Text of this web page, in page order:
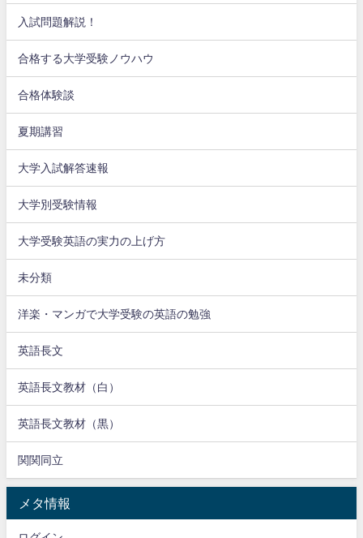
入試問題解説！
合格する大学受験ノウハウ
合格体験談
夏期講習
大学入試解答速報
大学別受験情報
大学受験英語の実力の上げ方
未分類
洋楽・マンガで大学受験の英語の勉強
英語長文
英語長文教材（白）
英語長文教材（黒）
関関同立
メタ情報